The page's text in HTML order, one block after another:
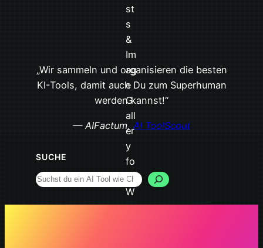
„Wir sammeln und organisieren die besten
KI-Tools, damit auch Du zum Superhuman
werden kannst!“
— AIFactum, AI ToolScout
SUCHE
Search